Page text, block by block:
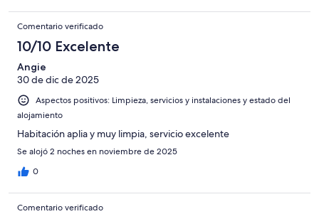
Comentario verificado
10/10 Excelente
Angie
30 de dic de 2025
Aspectos positivos: Limpieza, servicios y instalaciones y estado del
alojamiento
Habitación aplia y muy limpia, servicio excelente
Se alojó 2 noches en noviembre de 2025
0
Comentario verificado